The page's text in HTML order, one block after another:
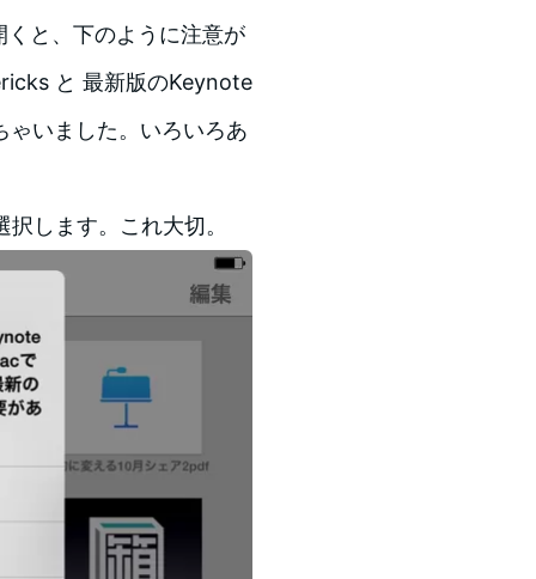
と、下のように注意が
と 最新版のKeynote
ゃいました。いろいろあ
します。これ大切。